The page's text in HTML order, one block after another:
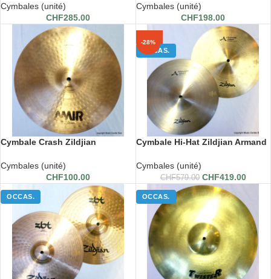
Cymbales (unité)
CHF285.00
Cymbales (unité)
CHF198.00
Cymbale Crash Zildjian
Cymbales (unité)
CHF100.00
OCCAS.
-28%
Cymbale Hi-Hat Zildjian Armand
Cymbales (unité)
CHF579.00 CHF419.00
OCCAS. OCCAS.